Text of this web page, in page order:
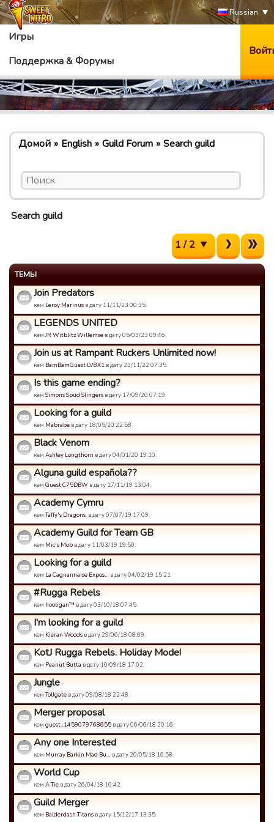
Russian
Игры
Поддержка & Форумы
Домой English Guild Forum Search guild
Search guild
1 / 2
ТЕМЫ
Join Predators
кем Leroy Marinus в дату 11/11/23 00:35.
LEGENDS UNITED
кемJR Witblitz Willemse в дату 05/03/23 09:46.
Join us at Rampant Ruckers Unlimited now!
кем BamBamGuest LV8X1 в дату 23/11/22 07:35.
Is this game ending?
кем Simons Spud Slingers в дату 17/09/20 07:19.
Looking for a guild
кем Mabrabe в дату 18/05/20 22:58.
Black Venom
кем Ashley Longthorn в дату 04/01/20 19:10.
Alguna guild española??
кем Guest C75DBW в дату 17/11/19 13:04.
Academy Cymru
кемTaffy's Dragons. в дату 07/07/19 17:09.
Academy Guild for Team GB
кем Mic's Mob в дату 11/03/19 19:50.
Looking for a guild
кем La Cagnannaise Expos… в дату 04/02/19 15:21.
#Rugga Rebels
кем hooligan™ в дату 03/10/18 07:45.
I'm looking for a guild
кем Kieran Woods в дату 29/06/18 08:09.
KotJ Rugga Rebels. Holiday Mode!
кем Peanut Butta в дату 10/09/18 17:02.
Jungle
кемTollgate в дату 09/08/18 22:48.
Merger proposal
кем guest_1459079768655 в дату 06/06/18 20:16.
Any one Interested
кем Murray Barkin Mad Bu… в дату 20/05/18 16:58.
World Cup
кем A Tie в дату 26/04/18 10:42.
Guild Merger
кем Balderdash Titans в дату 15/12/17 13:35.